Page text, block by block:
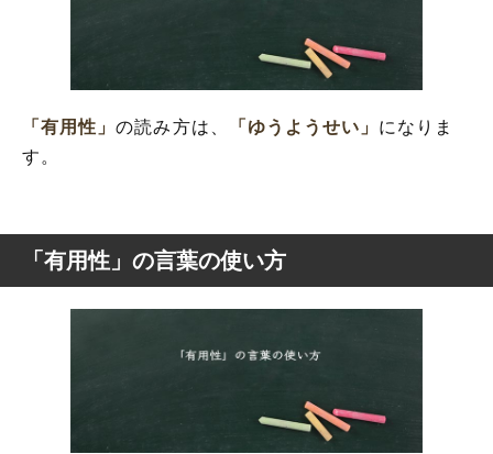
「有用性」の読み方は、 「ゆうようせい」 になりま
す。
「有用性」の言葉の使い方